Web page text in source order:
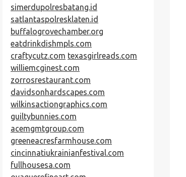
simerdupolresbatang.id
satlantaspolresklaten.id
buffalogrovechamber.org
eatdrinkdishmpls.com
craftycutz.com texasgirlreads.com
williemcginest.com
zorrosrestaurant.com
davidsonhardscapes.com
wilkinsactiongraphics.com
guiltybunnies.com
acemgmtgroup.com
greeneacresfarmhouse.com
cincinnatiukrainianfestival.com
fullhousesa.com